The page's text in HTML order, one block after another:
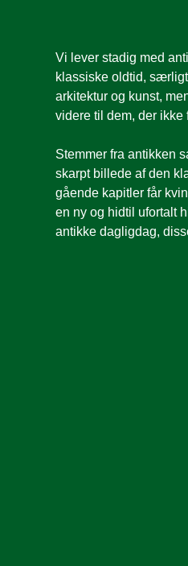
Vi lever stadig med
klassiske oldtid,
arkitektur og kunst,
videre til dem, der
Stemmer fra antikken
skarpt billede af den
gående kapitler får
en ny og hidtil ufortalt
antikke dagligdag,